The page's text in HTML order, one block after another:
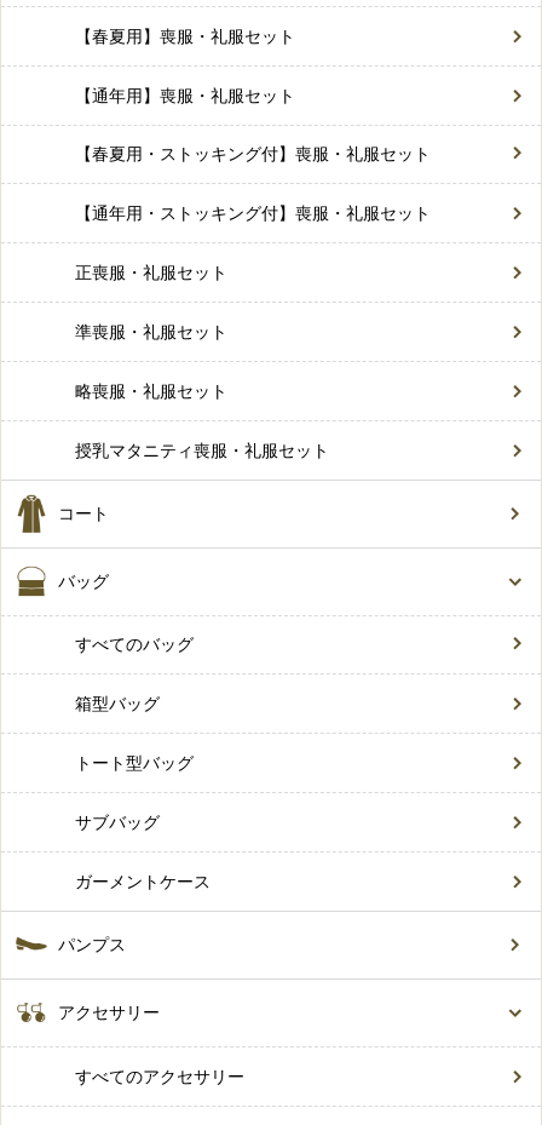
【春夏用】喪服・礼服セット
【通年用】喪服・礼服セット
【春夏用・ストッキング付】喪服・礼服セット
【通年用・ストッキング付】喪服・礼服セット
正喪服・礼服セット
準喪服・礼服セット
略喪服・礼服セット
授乳マタニティ喪服・礼服セット
コート
バッグ
すべてのバッグ
箱型バッグ
トート型バッグ
サブバッグ
ガーメントケース
パンプス
アクセサリー
すべてのアクセサリー